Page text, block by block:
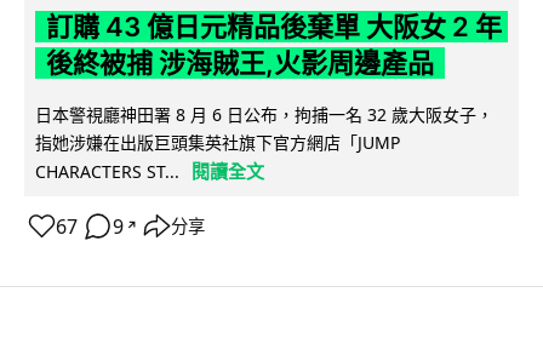
訂購 43 億日元精品後棄單 大阪女 2 年
後終被捕 涉海賊王,火影周邊產品
日本警視廳神田署 8 月 6 日公布，拘捕一名 32 歲大阪女子，
指她涉嫌在出版巨頭集英社旗下官方網店「JUMP
CHARACTERS ST...
閱讀全文
67 9 ↗ 分享